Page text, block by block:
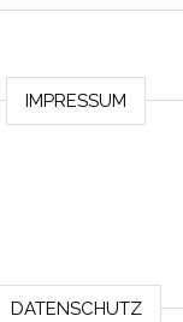
IMPRESSUM
DATENSCHUTZ